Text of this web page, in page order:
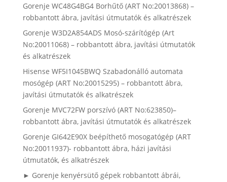
Gorenje WC48G4BG4 Borhűtő (ART No:20013868) –
robbantott ábra, javítási útmutatók és alkatrészek
Gorenje W3D2A854ADS Mosó-szárítógép (Art
No:20011068) – robbantott ábra, javítási útmutatók
és alkatrészek
Hisense WF5I1045BWQ Szabadonálló automata
mosógép (ART No:20015295) – robbantott ábra,
javítási útmutatók és alkatrészek
Gorenje MVC72FW porszívó (ART No:623850)–
robbantott ábra, javítási útmutatók és alkatrészek
Gorenje GI642E90X beépíthető mosogatógép (ART
No:20011937)- robbantott ábra, házi javítási
útmutatók, és alkatrészek
► Gorenje kenyérsütő gépek robbantott ábrái,